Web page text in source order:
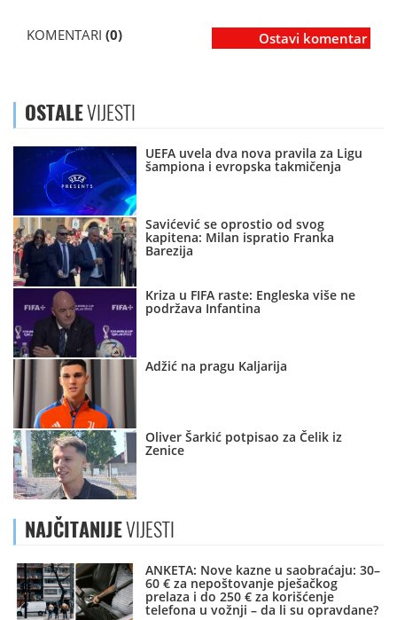
KOMENTARI (0) Ostavi komentar
OSTALEVIJESTI
UEFA uvela dva nova pravila za Ligu
šampiona i evropska takmičenja
Savićević se oprostio od svog
kapitena: Milan ispratio Franka
Barezija
Kriza u FIFA raste: Engleska više ne
podržava Infantina
Adžić na pragu Kaljarija
Oliver Šarkić potpisao za Čelik iz
Zenice
NAJČITANIJEVIJESTI
ANKETA: Nove kazne u saobraćaju: 30–
60 € za nepoštovanje pješačkog
prelaza i do 250 € za korišćenje
telefona u vožnji – da li su opravdane?